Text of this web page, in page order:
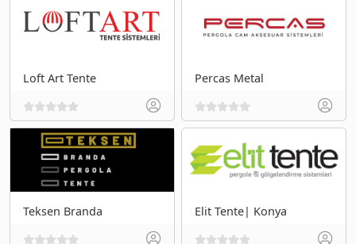
Loft Art Tente Percas Metal
Teksen Branda Elit Tente| Konya